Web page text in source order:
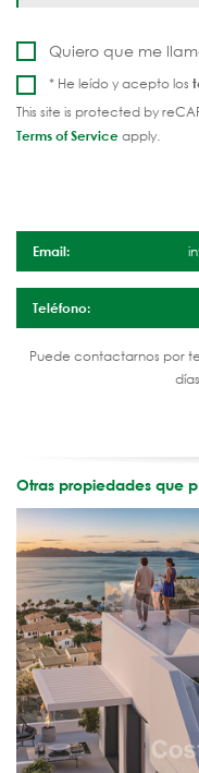
Quiero que me
* He leído y acepto los
This site is protected by
Terms of Serviceapply.
Email:
Teléfono:
Puede contactarnos por
Otras propiedades que